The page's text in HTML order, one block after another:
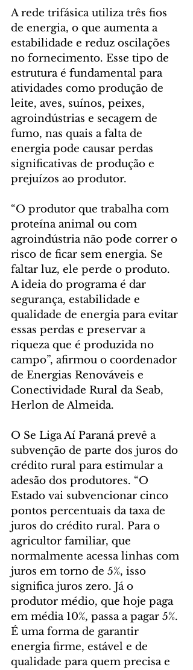
A rede trifásica utiliza três fios
de energia, o que aumenta a
estabilidade e reduz oscilações
no fornecimento. Esse tipo de
estrutura é fundamental para
atividades como produção de
leite, aves, suínos, peixes,
agroindústrias e secagem de
fumo, nas quais a falta de
energia pode causar perdas
significativas de produção e
prejuízos ao produtor.
“O produtor que trabalha com
proteína animal ou com
agroindústria não pode correr o
risco de ficar sem energia. Se
faltar luz, ele perde o produto.
A ideia do programa é dar
segurança, estabilidade e
qualidade de energia para evitar
essas perdas e preservar a
riqueza que é produzida no
campo”, afirmou o coordenador
de Energias Renováveis e
Conectividade Rural da Seab,
Herlon de Almeida.
O Se Liga Aí Paraná prevê a
subvenção de parte dos juros do
crédito rural para estimular a
adesão dos produtores. “O
Estado vai subvencionar cinco
pontos percentuais da taxa de
juros do crédito rural. Para o
agricultor familiar, que
normalmente acessa linhas com
juros em torno de 5%, isso
significa juros zero. Já o
produtor médio, que hoje paga
em média 10%, passa a pagar 5%.
É uma forma de garantir
energia firme, estável e de
qualidade para quem precisa e